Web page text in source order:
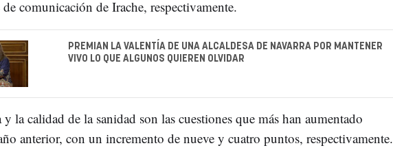
de comunicación de Irache, respectivamente.
PREMIAN LA VALENTÍA DE UNA ALCALDESA DE NAVARRA POR MANTENER
VIVO LO QUE ALGUNOS QUIEREN OLVIDAR
la calidad de la sanidad son las cuestiones que más han aumentado
anterior, con un incremento de nueve y cuatro puntos, respectivamente.